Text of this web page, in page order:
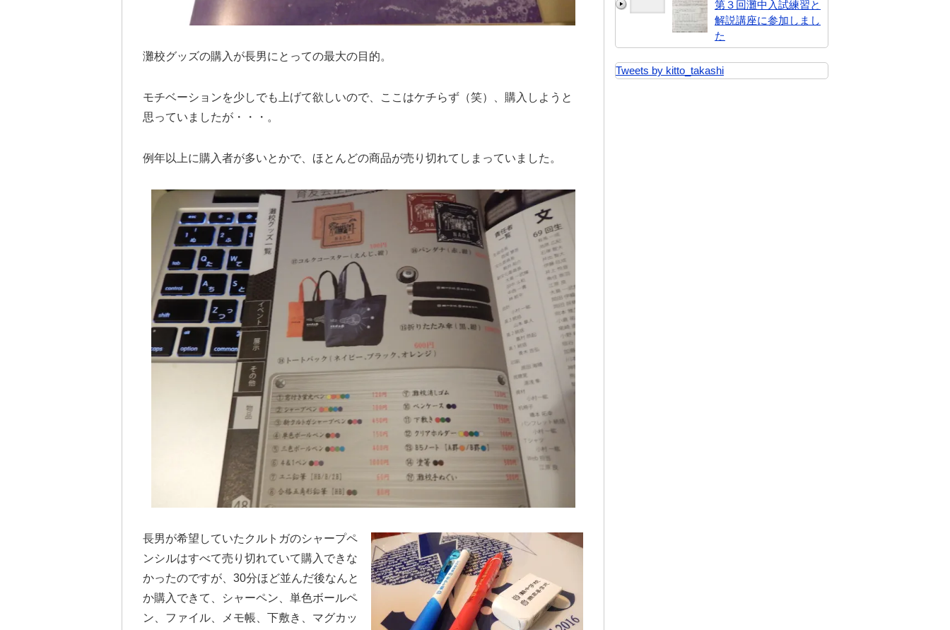
灘校グッズの購入が長男にとっての最大の目的。
モチベーションを少しでも上げて欲しいので、ここはケチらず（笑）、購入しようと
思っていましたが・・・。
例年以上に購入者が多いとかで、ほとんどの商品が売り切れてしまっていました。
長男が希望していたクルトガのシャープペ
ンシルはすべて売り切れていて購入できな
かったのですが、30分ほど並んだ後なんと
か購入できて、シャーペン、単色ボールペ
ン、ファイル、メモ帳、下敷き、マグカッ
第３回灘中入試練習と
解説講座に参加しまし
た
Tweets by kitto_takashi